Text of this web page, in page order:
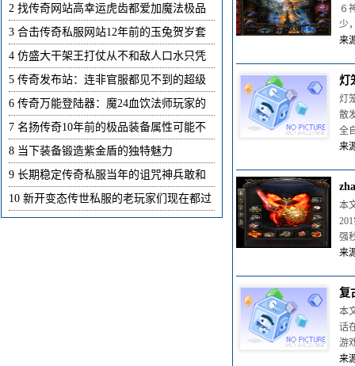
６
少
来
灯
灯
散
全
来
本
强
来
复
本
话
游
来
2 找传奇网站高幸运虎齿都爱加魔法极品
3 合击传奇私服网站12年前的玉兔贺岁套
4 仿盛大干架王打仗从不和敌人口水只凭
5 传奇发布站：连非官服都见不到的超级
6 传奇万能登陆器：魔24血饮法师玩家的
7 名扬传奇10年前的极品装备属性可能不
8 当下装备锻造紫金盾的独特魅力
9 长期稳定传奇私服当年的诅咒神兵敢和
10 新开变态传世私服的老玩家们现在都过